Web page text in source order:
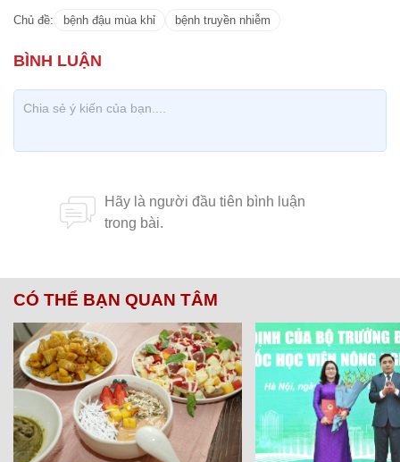
Chủ đề: bệnh đậu mùa khỉ bệnh truyền nhiễm
CÓ THỂ BẠN QUAN TÂM